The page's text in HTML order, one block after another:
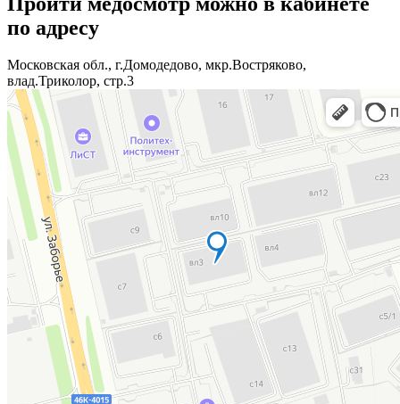
по адресу
Московская обл., г.Домодедово, мкр.Востряково,
влад.Триколор, стр.3